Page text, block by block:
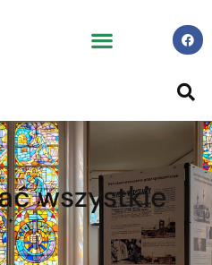
wszystkie